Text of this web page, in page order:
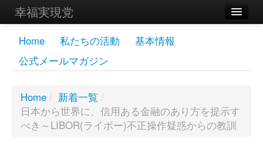
幸福実現党
メンバーズページ
党員
お問い合わせ
Home 私たちの活動
基本情報
公式メールマガジン
Home / 新着一覧 /
日本から世界に、信用ある金融のあり方を提示す
べき～LIBOR(ライボー)不正操作疑惑からの教訓